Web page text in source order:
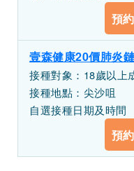
預
壹森健康20價肺炎
接種對象：18歲以上
接種地點：尖沙咀
自選接種日期及時間
預